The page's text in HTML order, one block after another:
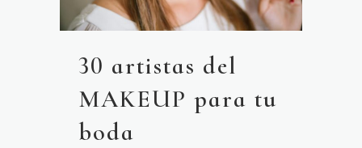
30 artistas del
MAKEUP para tu
boda